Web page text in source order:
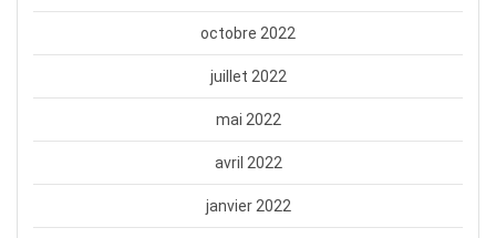
octobre 2022
juillet 2022
mai 2022
avril 2022
janvier 2022